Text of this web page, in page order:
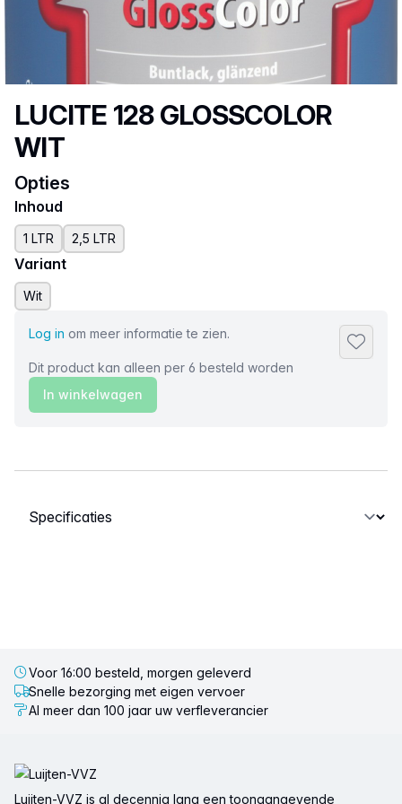
Productnaam
LUCITE 128 GLOSSCOLOR
WIT
Opties
Inhoud
1 LTR 2,5 LTR
Variant
Wit
Log in om meer informatie te zien.
Dit product kan alleen per 6 besteld worden
In winkelwagen
Selecteer een tabblad
Voor 16:00 besteld, morgen geleverd
Snelle bezorging met eigen vervoer
Al meer dan 100 jaar uw verfleverancier
Luijten-VVZ is al decennia lang een toonaangevende